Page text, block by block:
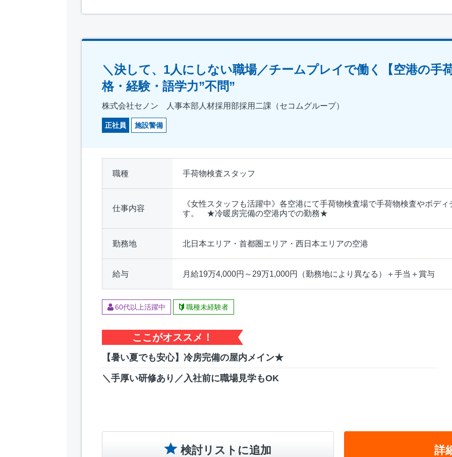
＼決して、1人にしない職場／チームプレイで働く【空港の手
格・経験・語学力”不問”
株式会社セノン 人事本部人材採用部採用二課（セコムグループ）
正社員 施設警備
職種 手荷物検査スタッフ
仕事内容
《女性スタッフも活躍中》各空港にて手荷物検査場で手荷物検査やボデ
す。 ★冷暖房完備の空港内での勤務★
勤務地 北日本エリア・首都圏エリア・西日本エリアの空港
給与 月給19万4,000円～29万1,000円（勤務地により異なる）＋手当＋賞与
60代以上活躍中 職種未経験者
ここがオススメ！
【暑い夏でも安心】冷房完備の屋内メイン★
＼手厚い研修あり／入社前に職場見学もOK
検討リストに追加 詳